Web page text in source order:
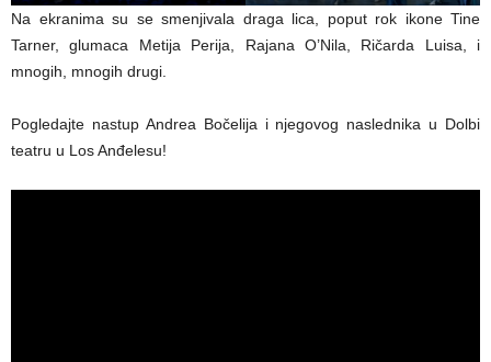
Na ekranima su se smenjivala draga lica, poput rok ikone Tine
Tarner, glumaca Metija Perija, Rajana O’Nila, Ričarda Luisa, i
mnogih, mnogih drugi.
Pogledajte nastup Andrea Bočelija i njegovog naslednika u Dolbi
teatru u Los Anđelesu!